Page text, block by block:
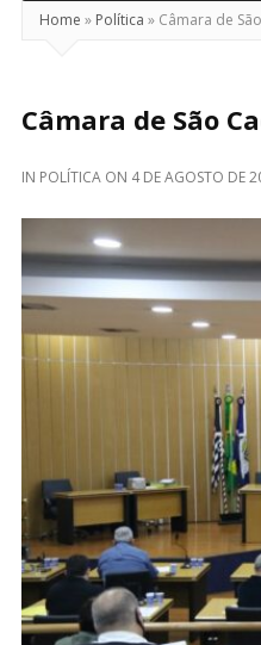
Home » Política » Câmara de
Câmara de São
IN POLÍTICA ON 4 DE AGOSTO DE